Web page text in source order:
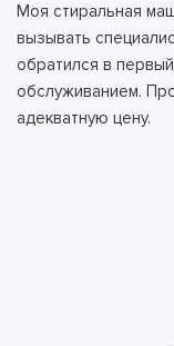
Моя стиральная
вызывать
обратился в
обслуживанием.
адекватную цену.